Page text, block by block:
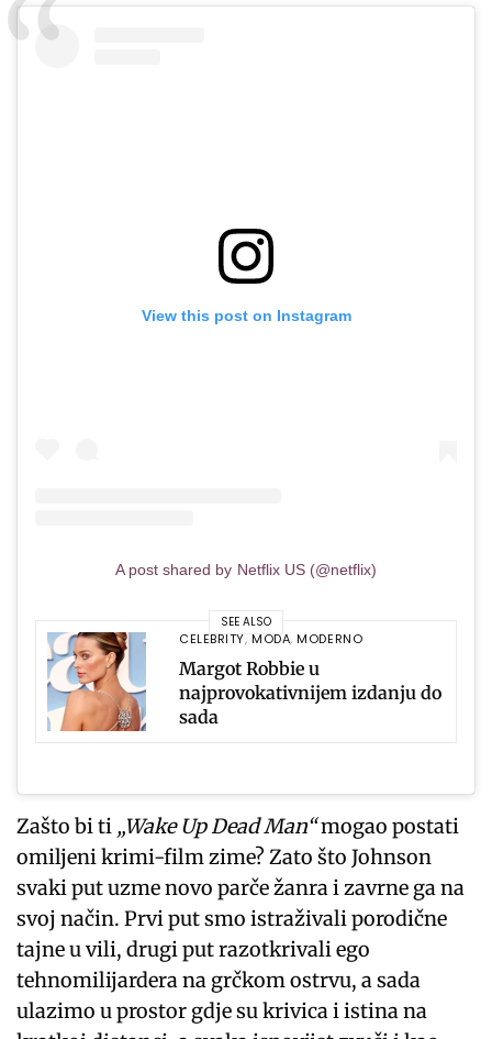
View this post on Instagram
A post shared by Netflix US (@netflix)
SEE ALSO
CELEBRITY,MODA,MODERNO
Margot Robbie u
najprovokativnijem izdanju do
sada
Zašto bi ti „Wake Up Dead Man“mogao postati
omiljeni krimi-film zime? Zato što Johnson
svaki put uzme novo parče žanra i zavrne ga na
svoj način. Prvi put smo istraživali porodične
tajne u vili, drugi put razotkrivali ego
tehnomilijardera na grčkom ostrvu, a sada
ulazimo u prostor gdje su krivica i istina na